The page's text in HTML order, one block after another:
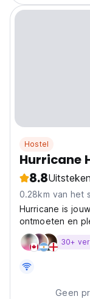
Hostel
Hurricane
8.8
0.28km van het
Hurricane is
ontmoeten en
elke dag
30+
Geen